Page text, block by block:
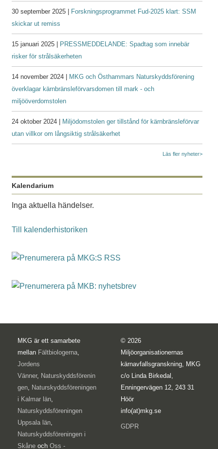
30 september 2025 |
Forskningsprogrammet Fud-2025 klart: SSM
skickar ut remiss
15 januari 2025 |
PRESSMEDDELANDE: Spadtag som innebär
risker för strålsäkerheten
14 november 2024 |
MKG och Östhammars Naturskyddsförening
överklagar kärnbränsleförvarsdomen till mark - och
miljööverdomstolen
24 oktober 2024 |
Miljödomstolen ger tillstånd för kärnbränsleförvar
utan villkor om långsiktig strålsäkerhet
Läs fler nyheter>
Kalendarium
Inga aktuella händelser.
Till kalenderhistoriken
MKG är ett samarbete
mellan Fältbiologerna,
Jordens
Vänner, Naturskyddsförenin
gen, Naturskyddsföreningen
i Kalmar län,
Naturskyddsföreningen
Uppsala län,
Naturskyddsföreningen i
Skåne och Oss -
© 2026
Miljöorganisationernas
kärnavfallsgranskning, MKG
c/o Linda Birkedal,
Enningervägen 12, 243 31
Höör
info(at)mkg.se
GDPR